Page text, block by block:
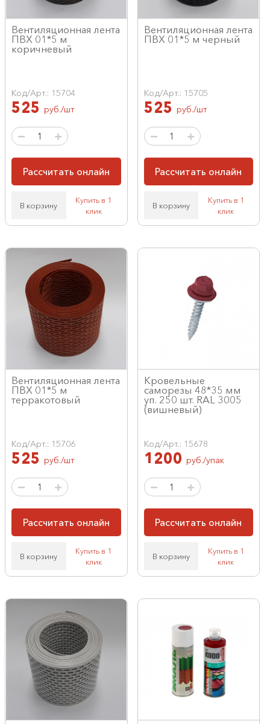
Вентиляционная лента
ПВХ 01*5 м
коричневый
Код/Арт.: 15704
525 руб./шт
Рассчитать онлайн
В корзину
Купить в 1
клик
Вентиляционная лента
ПВХ 01*5 м черный
Код/Арт.: 15705
525 руб./шт
Рассчитать онлайн
В корзину
Купить в 1
клик
Вентиляционная лента
ПВХ 01*5 м
терракотовый
Код/Арт.: 15706
525 руб./шт
Рассчитать онлайн
В корзину
Купить в 1
клик
Кровельные
саморезы 48*35 мм
уп. 250 шт. RAL 3005
(вишневый)
Код/Арт.: 15678
1200 руб./упак
Рассчитать онлайн
В корзину
Купить в 1
клик